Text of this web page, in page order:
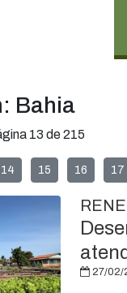
Bahia
13 de 215
14 15 16 17
27/02/